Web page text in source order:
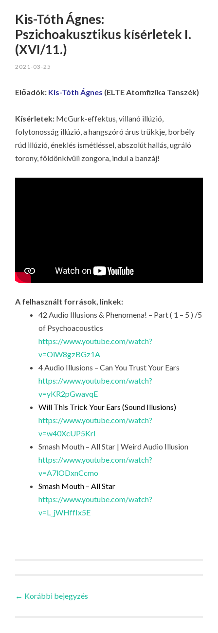
Kis-Tóth Ágnes:
Pszichoakusztikus kísérletek I.
(XVI/11.)
2021-03-25
Előadók: Kis-Tóth Ágnes (ELTE Atomfizika Tanszék)
Kísérletek: McGurk-effektus, villanó illúzió,
folytonosság illúzió, a hangszóró árus trükkje, borbély
rúd illúzió, éneklés ismétléssel, abszolút hallás, ugráló
torony, földönkívüli zongora, indul a banzáj!
A felhasznált források, linkek:
42 Audio Illusions & Phenomena! – Part ( 1 – 5 ) /5
of Psychoacoustics
https://www.youtube.com/watch?
v=OiW8gzBGz1A
4 Audio Illusions – Can You Trust Your Ears
https://www.youtube.com/watch?
v=yKR2pGwavqE
Will This Trick Your Ears (Sound Illusions)
https://www.youtube.com/watch?
v=w40XcUP5KrI
Smash Mouth – All Star | Weird Audio Illusion
https://www.youtube.com/watch?
v=A7lODxnCcmo
Smash Mouth – All Star
https://www.youtube.com/watch?
v=L_jWHffIx5E
Bejegyzések
← Korábbi bejegyzés